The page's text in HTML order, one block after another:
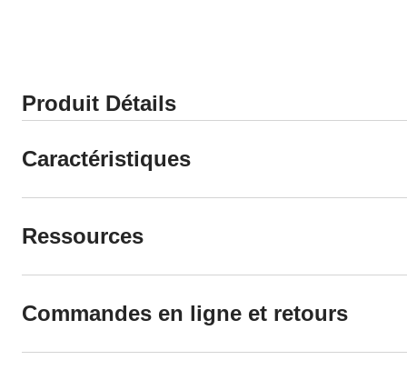
Produit Détails
Caractéristiques
Ressources
Commandes en ligne et retours